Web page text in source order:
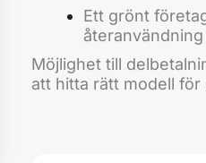
Ett grönt
Möjlighet till
att hitta rätt modell för